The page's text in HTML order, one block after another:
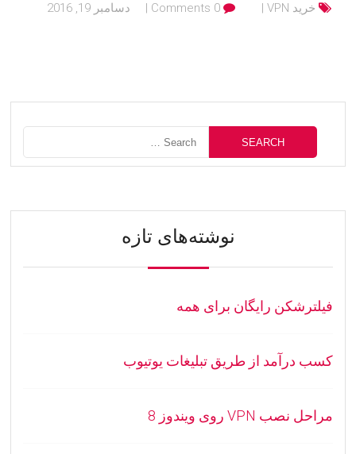
خرید VPN 0 Comments دسامبر 19, 2016
نوشته‌های تازه
فیلترشکن رایگان برای همه
کسب درآمد از طریق تبلیغات یوتیوب
مراحل نصب VPN روی ویندوز 8